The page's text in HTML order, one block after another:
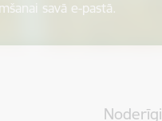
savā e-pastā.
Noderīgi